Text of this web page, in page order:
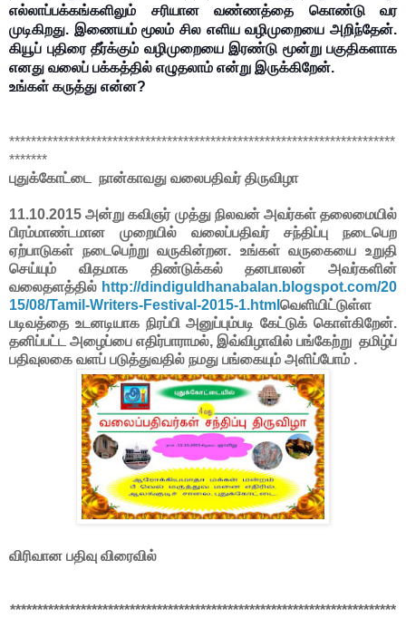
எல்லாப்பக்கங்களிலும் சரியான வண்ணத்தை கொண்டு வர
முடிகிறது. இணையம் மூலம் சில எளிய வழிமுறையை அறிந்தேன்.
கியூப் புதிரை தீர்க்கும் வழிமுறையை இரண்டு மூன்று பகுதிகளாக
எனது வலைப் பக்கத்தில் எழுதலாம் என்று இருக்கிறேன்.
உங்கள் கருத்து என்ன?
***********************************************************************
*******
புதுக்கோட்டை நான்காவது வலைபதிவர் திருவிழா
11.10.2015 அன்று கவிஞர் முத்து நிலவன் அவர்கள் தலைமையில்
பிரம்மாண்டமான முறையில் வலைப்பதிவர் சந்திப்பு நடைபெற
ஏற்பாடுகள் நடைபெற்று வருகின்றன. உங்கள் வருகையை உறுதி
செய்யும் விதமாக திண்டுக்கல் தனபாலன் அவர்களின்
வலைதளத்தில் http://dindiguldhanabalan.blogspot.com/20
15/08/Tamil-Writers-Festival-2015-1.html வெளியிட்டுள்ள
படிவத்தை உடனடியாக நிரப்பி அனுப்பும்படி கேட்டுக் கொள்கிறேன்.
தனிப்பட்ட அழைப்பை எதிர்பாராமல், இவ்விழாவில் பங்கேற்று தமிழ்ப்
பதிவுலகை வளப் படுத்துவதில் நமது பங்கையும் அளிப்போம் .
விரிவான பதிவு விரைவில்
***********************************************************************